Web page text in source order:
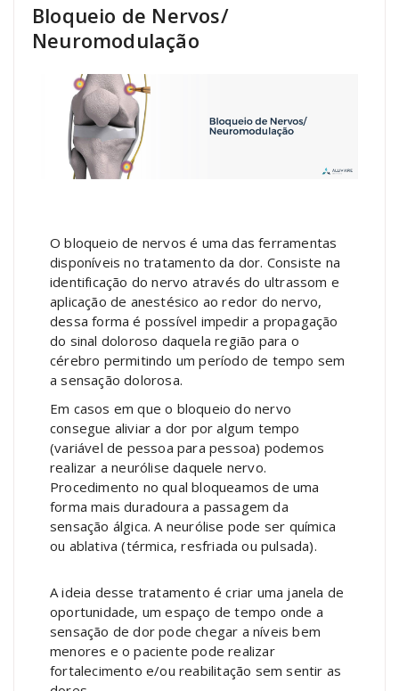
Bloqueio de Nervos/
Neuromodulação
O bloqueio de nervos é uma das ferramentas
disponíveis no tratamento da dor. Consiste na
identificação do nervo através do ultrassom e
aplicação de anestésico ao redor do nervo,
dessa forma é possível impedir a propagação
do sinal doloroso daquela região para o
cérebro permitindo um período de tempo sem
a sensação dolorosa.
Em casos em que o bloqueio do nervo
consegue aliviar a dor por algum tempo
(variável de pessoa para pessoa) podemos
realizar a neurólise daquele nervo.
Procedimento no qual bloqueamos de uma
forma mais duradoura a passagem da
sensação álgica. A neurólise pode ser química
ou ablativa (térmica, resfriada ou pulsada).
A ideia desse tratamento é criar uma janela de
oportunidade, um espaço de tempo onde a
sensação de dor pode chegar a níveis bem
menores e o paciente pode realizar
fortalecimento e/ou reabilitação sem sentir as